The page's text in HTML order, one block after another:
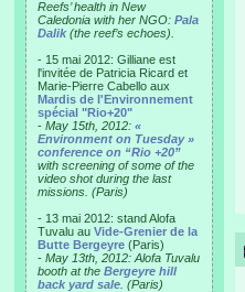
Reefs’ health in New
Caledonia with her NGO: Pala
Dalik (the reef’s echoes).
- 15 mai 2012: Gilliane est
l'invitée de Patricia Ricard et
Marie-Pierre Cabello aux
Mardis de l'Environnement
spécial "Rio+20"
- May 15th, 2012: «
Environment on Tuesday »
conference on “Rio +20”
with screening of some of the
video shot during the last
missions. (Paris)
- 13 mai 2012: stand Alofa
Tuvalu au Vide-Grenier de la
Butte Bergeyre (Paris)
- May 13th, 2012: Alofa Tuvalu
booth at the Bergeyre hill
back yard sale . (Paris)